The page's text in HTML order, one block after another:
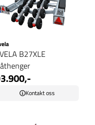
B27XLE
Kontakt oss